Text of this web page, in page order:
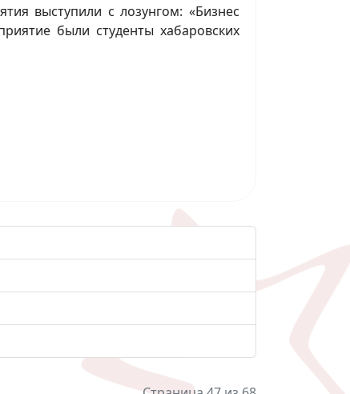
выступили с лозунгом: «Бизнес
были студенты хабаровских